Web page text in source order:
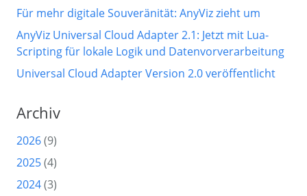
Für mehr digitale Souveränität: AnyViz zieht um
AnyViz Universal Cloud Adapter 2.1: Jetzt mit Lua-
Scripting für lokale Logik und Datenvorverarbeitung
Universal Cloud Adapter Version 2.0 veröffentlicht
Archiv
2026(9)
2025(4)
2024(3)